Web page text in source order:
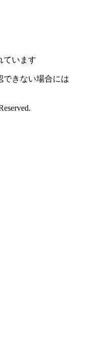
ています
できない場合には